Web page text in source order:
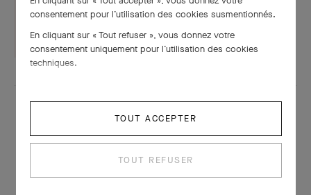
TÉLÉCHARGER
À LA MÊME PÉRIODE
consentement pour l’utilisation des cookies susmentionnés.
En cliquant sur « Tout refuser », vous donnez votre
consentement uniquement pour l’utilisation des cookies
techniques.
TOUT ACCEPTER
TOUT REFUSER